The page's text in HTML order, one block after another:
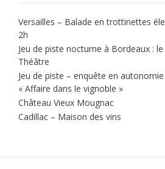
Versailles – Balade en trottinettes
2h
Jeu de piste nocturne à Bordeaux :
Théâtre
Jeu de piste – enquête en
« Affaire dans le vignoble »
Château Vieux Mougnac
Cadillac – Maison des vins